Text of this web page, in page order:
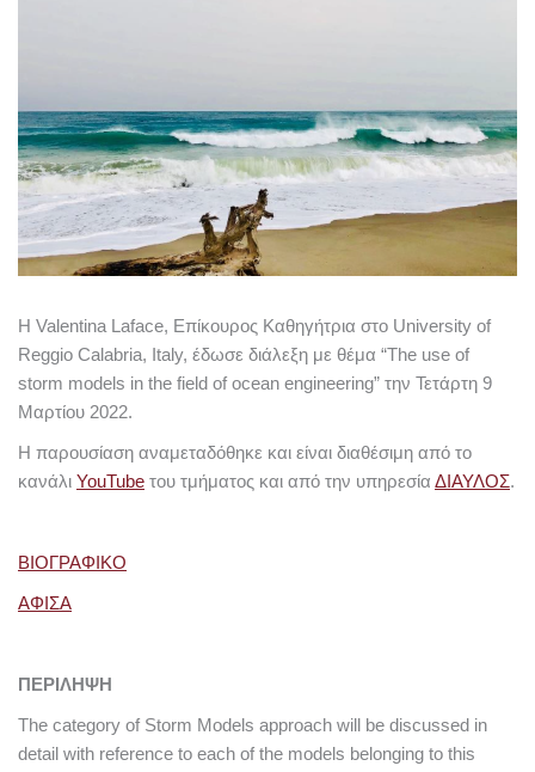
Η Valentina Laface, Επίκουρος Καθηγήτρια στο University of
Reggio Calabria, Italy, έδωσε διάλεξη με θέμα “The use of
storm models in the field of ocean engineering” την Τετάρτη 9
Μαρτίου 2022.
Η παρουσίαση αναμεταδόθηκε και είναι διαθέσιμη από το
κανάλι YouTube του τμήματος και από την υπηρεσία ΔΙΑΥΛΟΣ.
ΒΙΟΓΡΑΦΙΚΟ
ΑΦΙΣΑ
ΠΕΡΙΛΗΨΗ
The category of Storm Models approach will be discussed in
detail with reference to each of the models belonging to this